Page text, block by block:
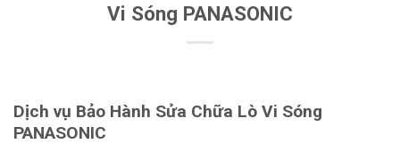
Vi Sóng PANASONIC
Dịch vụ Bảo Hành Sửa Chữa Lò Vi Sóng
PANASONIC